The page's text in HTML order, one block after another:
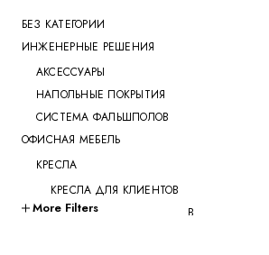
БЕЗ КАТЕГОРИИ
ИНЖЕНЕРНЫЕ РЕШЕНИЯ
АКСЕССУАРЫ
НАПОЛЬНЫЕ ПОКРЫТИЯ
СИСТЕМА ФАЛЬШПОЛОВ
ОФИСНАЯ МЕБЕЛЬ
КРЕСЛА
КРЕСЛА ДЛЯ КЛИЕНТОВ
КРЕСЛА ДЛЯ ПЕРЕГОВОРОВ
More Filters